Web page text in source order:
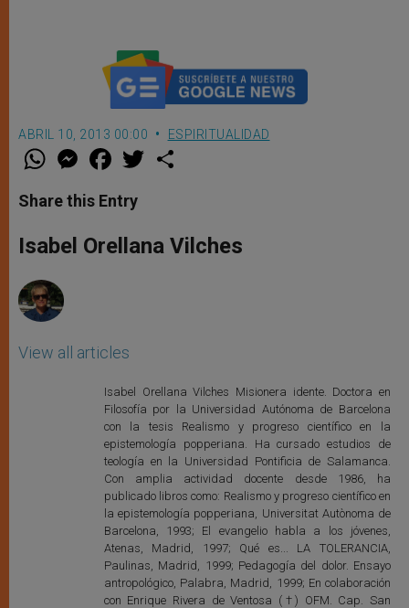
ABRIL 10, 2013 00:00 ESPIRITUALIDAD
W
t
s
p
p
M
e
s
e
g
e
F
a
e
b
o
k
w
r
Share this Entry
Isabel Orellana Vilches
View all articles
Isabel Orellana Vilches Misionera idente. Doctora en
Filosofía por la Universidad Autónoma de Barcelona
con la tesis Realismo y progreso científico en la
epistemología popperiana. Ha cursado estudios de
teología en la Universidad Pontificia de Salamanca.
Con amplia actividad docente desde 1986, ha
publicado libros como: Realismo y progreso científico en
la epistemología popperiana, Universitat Autònoma de
Barcelona, 1993; El evangelio habla a los jóvenes,
Atenas, Madrid, 1997; Qué es... LA TOLERANCIA,
Paulinas, Madrid, 1999; Pedagogía del dolor. Ensayo
antropológico, Palabra, Madrid, 1999; En colaboración
con Enrique Rivera de Ventosa (†) OFM. Cap. San